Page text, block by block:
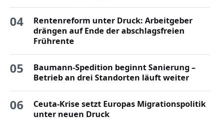
04
Rentenreform unter Druck: Arbeitgeber
drängen auf Ende der abschlagsfreien
Frührente
05
Baumann-Spedition beginnt Sanierung –
Betrieb an drei Standorten läuft weiter
06
Ceuta-Krise setzt Europas Migrationspolitik
unter neuen Druck